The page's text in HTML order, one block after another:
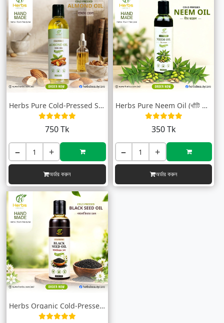
Herbs Pure Cold-Pressed Sweet Almond Oil...
750 Tk
− +
অর্ডার করুন
Herbs Pure Neem Oil (খাঁটি নিম তেল) | Co...
350 Tk
− +
অর্ডার করুন
Herbs Organic Cold-Pressed Black Seed Oi...